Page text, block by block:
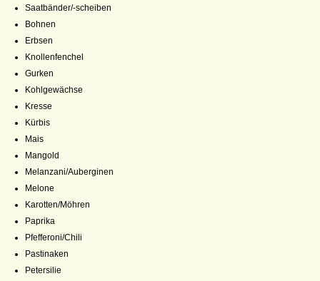
Saatbänder/-scheiben
Bohnen
Erbsen
Knollenfenchel
Gurken
Kohlgewächse
Kresse
Kürbis
Mais
Mangold
Melanzani/Auberginen
Melone
Karotten/Möhren
Paprika
Pfefferoni/Chili
Pastinaken
Petersilie